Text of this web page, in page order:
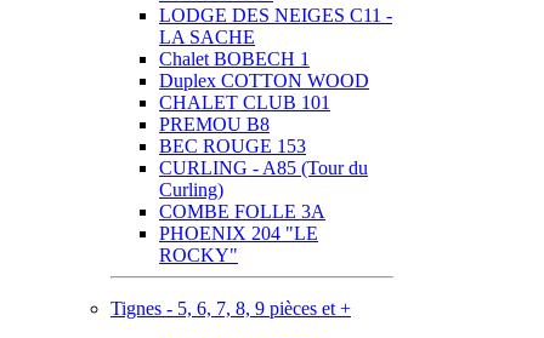
LODGE DES NEIGES C11 -
LA SACHE
Chalet BOBECH 1
Duplex COTTON WOOD
CHALET CLUB 101
PREMOU B8
BEC ROUGE 153
CURLING - A85 (Tour du
Curling)
COMBE FOLLE 3A
PHOENIX 204 "LE
ROCKY"
Tignes - 5, 6, 7, 8, 9 pièces et +